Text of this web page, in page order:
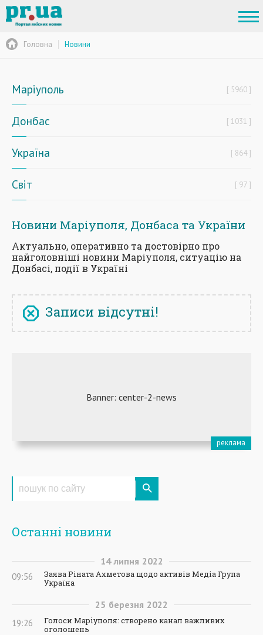
Головна Новини
Маріуполь 5960
Донбас 1031
Україна 864
Світ 97
Новини Маріуполя, Донбаса та України
Актуально, оперативно та достовірно про
найголовніші новини Маріуполя, ситуацію на
Донбасі, події в Україні
Записи відсутні!
Останні новини
14 липня 2022
09:56
Заява Ріната Ахметова щодо активів Медіа Група
Україна
25 березня 2022
19:26
Голоси Маріуполя: створено канал важливих
оголошень